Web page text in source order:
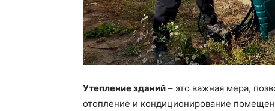
Утепление зданий – это важная мера,
отопление и кондиционирование